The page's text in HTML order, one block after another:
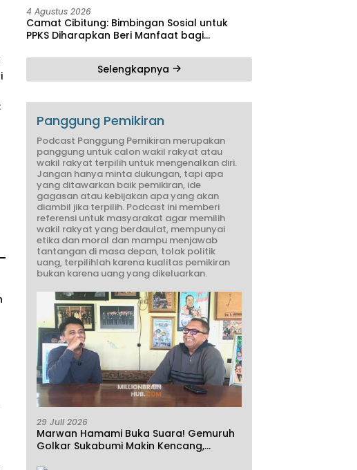
Pendidikan
4 Agustus 2026
Camat Cibitung: Bimbingan Sosial untuk
PPKS Diharapkan Beri Manfaat bagi
Selengkapnya
Panggung Pemikiran
Podcast Panggung Pemikiran merupakan
panggung untuk calon wakil rakyat atau
wakil rakyat terpilih untuk mengenalkan diri.
Jangan hanya minta dukungan, tapi apa
yang ditawarkan baik pemikiran, ide
gagasan atau kebijakan apa yang akan
diambil jika terpilih. Podcast ini memberi
referensi untuk masyarakat agar memilih
wakil rakyat yang berdaulat, mempunyai
etika dan moral dan mampu menjawab
tantangan di masa depan, tolak politik
uang, terpilihlah karena kualitas pemikiran
bukan karena uang yang dikeluarkan.
29 Juli 2026
Marwan Hamami Buka Suara! Gemuruh
Golkar Sukabumi Makin Kencang,